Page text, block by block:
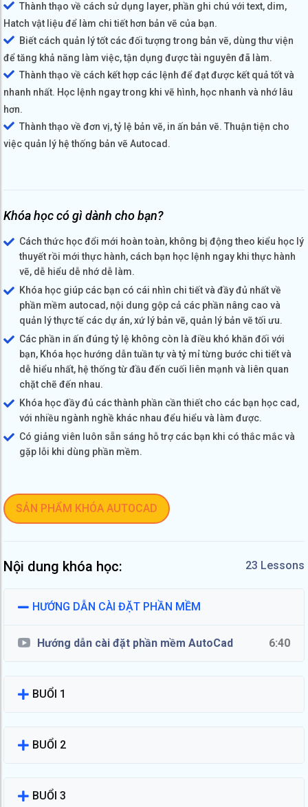
Thành thạo về cách sử dụng layer, phần ghi chú với text, dim,
Hatch vật liệu để làm chi tiết hơn bản vẽ của bạn.
Biết cách quản lý tốt các đối tượng trong bản vẽ, dùng thư viện
để tăng khả năng làm việc, tận dụng được tài nguyên đã làm.
Thành thạo về cách kết hợp các lệnh để đạt được kết quả tốt và
nhanh nhất. Học lệnh ngay trong khi vẽ hình, học nhanh và nhớ lâu
hơn.
Thành thạo về đơn vị, tỷ lệ bản vẽ, in ấn bản vẽ. Thuận tiện cho
việc quản lý hệ thống bản vẽ Autocad.
Khóa học có gì dành cho bạn?
Cách thức học đổi mới hoàn toàn, không bị động theo kiểu học lý
thuyết rồi mới thực hành, cách bạn học lệnh ngay khi thực hành
vẽ, dễ hiểu dễ nhớ dễ làm.
Khóa học giúp các bạn có cái nhìn chi tiết và đầy đủ nhất về
phần mềm autocad, nội dung gộp cả các phần nâng cao và
quản lý thực tế các dự án, xứ lý bản vẽ, quản lý bản vẽ tối ưu.
Các phần in ấn đúng tỷ lệ không còn là điều khó khăn đối với
bạn, Khóa học hướng dẫn tuần tự và tỷ mỉ từng bước chi tiết và
dễ hiểu nhất, hệ thống từ đầu đến cuối liên mạnh và liên quan
chặt chẽ đến nhau.
Khóa học đầy đủ các thành phần cần thiết cho các bạn học cad,
với nhiều ngành nghề khác nhau đểu hiểu và làm được.
Có giảng viên luôn sẵn sáng hỗ trợ các bạn khi có thắc mắc và
gặp lỗi khi dùng phần mềm.
SẢN PHẨM KHÓA AUTOCAD
Nội dung khóa học: 23 Lessons
HƯỚNG DẪN CÀI ĐẶT PHẦN MỀM
Hướng dẫn cài đặt phần mềm AutoCad 6:40
BUỔI 1
BUỔI 2
BUỔI 3